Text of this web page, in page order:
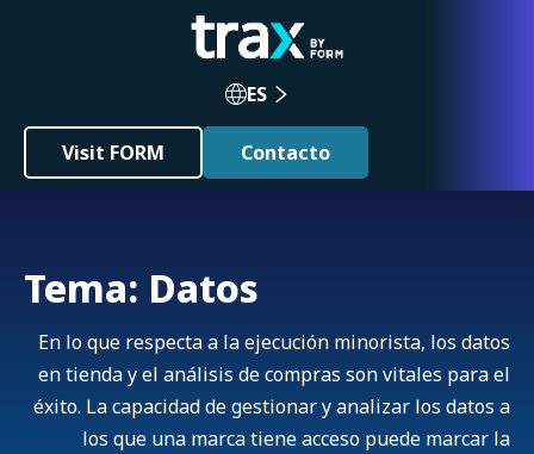
ES
Visit FORM Contacto
Tema: Datos
En lo que respecta a la ejecución minorista, los datos
en tienda y el análisis de compras son vitales para el
éxito. La capacidad de gestionar y analizar los datos a
los que una marca tiene acceso puede marcar la